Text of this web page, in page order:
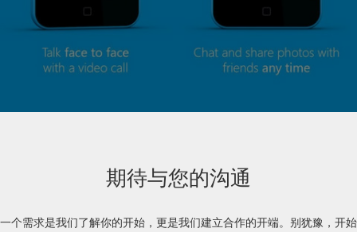
期待与您的沟通
一个需求是我们了解你的开始，更是我们建立合作的开端。别犹豫，开始